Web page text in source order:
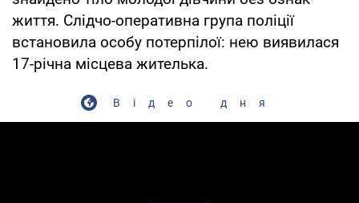
життя. Слідчо-оперативна група поліції
встановила особу потерпілої: нею виявилася
17-річна місцева жителька.
Відео дня